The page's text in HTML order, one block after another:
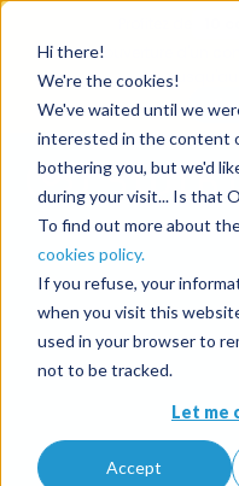
Hi there!
We're the cookies!
We've waited until we
interested in the content
bothering you, but we'd
during your visit... Is that
To find out more about
cookies policy.
If you refuse, your
when you visit this
used in your browser to
not to be tracked.
Let me
Accept
sur l'ouverture d'un